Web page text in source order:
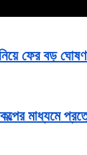
ফের বড়
মাধ্যমে